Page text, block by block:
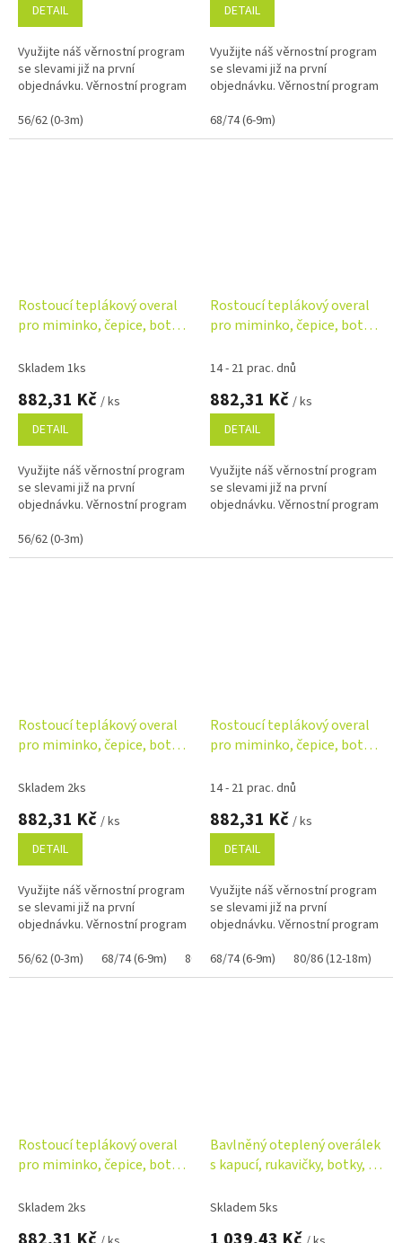
DETAIL
Využijte náš věrnostní program
se slevami již na první
objednávku. Věrnostní program
56/62 (0-3m)
DETAIL
Využijte náš věrnostní program
se slevami již na první
objednávku. Věrnostní program
68/74 (6-9m)
Rostoucí teplákový overal
pro miminko, čepice, botky,
Skladem 1ks
882,31 Kč / ks
DETAIL
Využijte náš věrnostní program
se slevami již na první
objednávku. Věrnostní program
56/62 (0-3m)
Rostoucí teplákový overal
pro miminko, čepice, botky,
14 - 21 prac. dnů
882,31 Kč / ks
DETAIL
Využijte náš věrnostní program
se slevami již na první
objednávku. Věrnostní program
Rostoucí teplákový overal
pro miminko, čepice, botky,
Skladem 2ks
882,31 Kč / ks
DETAIL
Využijte náš věrnostní program
se slevami již na první
objednávku. Věrnostní program
56/62 (0-3m)
68/74 (6-9m) 80/86 (12-18m)
Rostoucí teplákový overal
pro miminko, čepice, botky,
14 - 21 prac. dnů
882,31 Kč / ks
DETAIL
Využijte náš věrnostní program
se slevami již na první
objednávku. Věrnostní program
68/74 (6-9m)
80/86 (12-18m)
Rostoucí teplákový overal
pro miminko, čepice, botky,
Skladem 2ks
Bavlněný oteplený overálek
s kapucí, rukavičky, botky, 3D
Skladem 5ks